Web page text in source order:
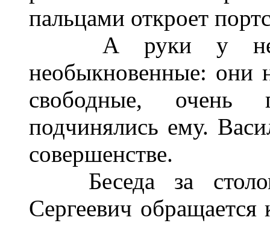
пальцами откроет
А руки у него,
необыкновенные: они
свободные, очень
подчинялись ему.
совершенстве.
Беседа за столом
Сергеевич